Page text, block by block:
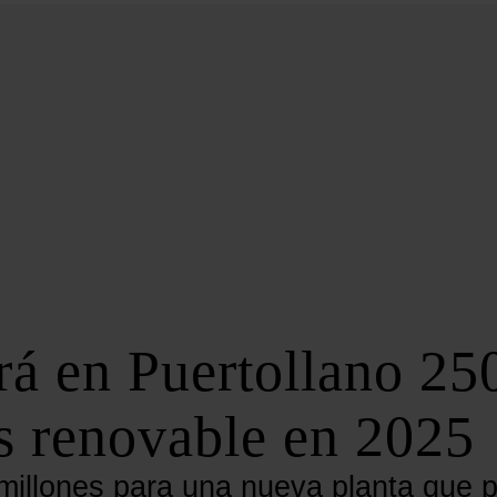
FORO DE AUTOCONSUMO
FORO DE TRANSICIÓN ENERGÉTICA
en Puertollano
renovable en 2025
para una nueva planta que